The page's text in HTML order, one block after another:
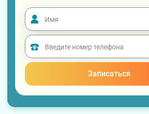
Записаться